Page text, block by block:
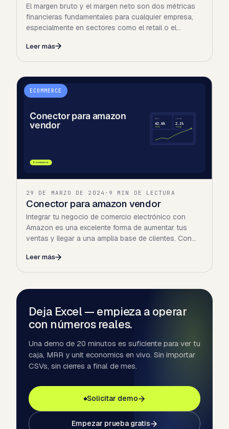
El margen bruto y el margen neto son dos métricas
financieras fundamentales para cualquier empresa,
especialmente en sectores como el retail o el
Leer más
ECOMMERCE
29 DE MARZO DE 2024 · 9 MIN DE LECTURA
Conector para amazon vendor
Integrar tu negocio de comercio electrónico con
Amazon es una excelente forma de aumentar tus
ventas y llegar a una amplia base de clientes. Con
Leer más
Deja Excel — empieza a operar
con números reales.
Una demo de 20 minutos es suficiente para ver tu
caja, MRR y unit economics en vivo. Sin importar
CSVs, sin cierres a final de mes.
Solicitar demo
Empezar prueba gratis